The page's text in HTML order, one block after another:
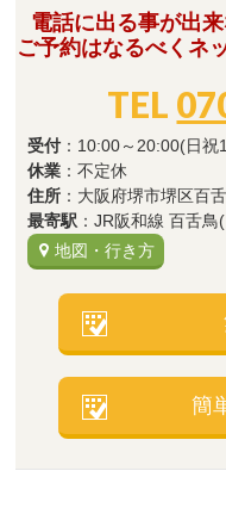
電話に出る事が出
ご予約はなるべくネ
TEL
受付 ：10:00～20:00(日
休業 ：不定休
住所 ：大阪府堺市堺区百
最寄駅 ：JR阪和線 百舌
地図・行き方
簡